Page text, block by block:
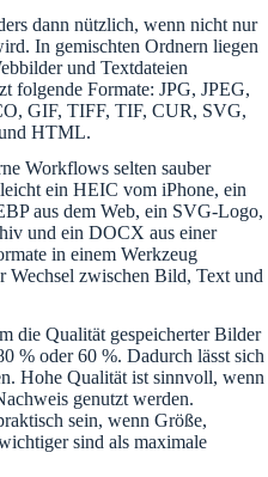
dann nützlich, wenn nicht nur
In gemischten Ordnern liegen
und Textdateien
folgende Formate: JPG, JPEG,
GIF, TIFF, TIF, CUR, SVG,
HTML.
Workflows selten sauber
ein HEIC vom iPhone, ein
aus dem Web, ein SVG-Logo,
und ein DOCX aus einer
in einem Werkzeug
Wechsel zwischen Bild, Text und
die Qualität gespeicherter Bilder
% oder 60 %. Dadurch lässt sich
Hohe Qualität ist sinnvoll, wenn
genutzt werden.
sein, wenn Größe,
sind als maximale